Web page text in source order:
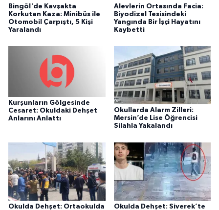
Bingöl'de Kavşakta
Korkutan Kaza: Minibüs ile
Otomobil Çarpıştı, 5 Kişi
Yaralandı
Alevlerin Ortasında Facia:
Biyodizel Tesisindeki
Yangında Bir İşçi Hayatını
Kaybetti
Kurşunların Gölgesinde
Cesaret: Okuldaki Dehşet
Anlarını Anlattı
Okullarda Alarm Zilleri:
Mersin’de Lise Öğrencisi
Silahla Yakalandı
Okulda Dehşet: Ortaokulda Okulda Dehşet: Siverek’te